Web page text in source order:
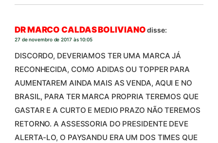
DR MARCO CALDAS BOLIVIANO disse:
27 de novembro de 2017 às 10:05
DISCORDO, DEVERIAMOS TER UMA MARCA JÁ
RECONHECIDA, COMO ADIDAS OU TOPPER PARA
AUMENTAREM AINDA MAIS AS VENDA, AQUI E NO
BRASIL, PARA TER MARCA PROPRIA TEREMOS QUE
GASTAR E A CURTO E MEDIO PRAZO NÃO TEREMOS
RETORNO. A ASSESSORIA DO PRESIDENTE DEVE
ALERTA-LO, O PAYSANDU ERA UM DOS TIMES QUE